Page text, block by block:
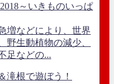
～いきものいっぱ
増などにより、世界
野生動植物の減少、
足などの...